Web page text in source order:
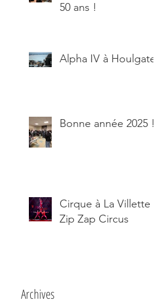
50 ans !
Alpha IV à Houlgate
Bonne année 2025 !
Cirque à La Villette :
Zip Zap Circus
Archives